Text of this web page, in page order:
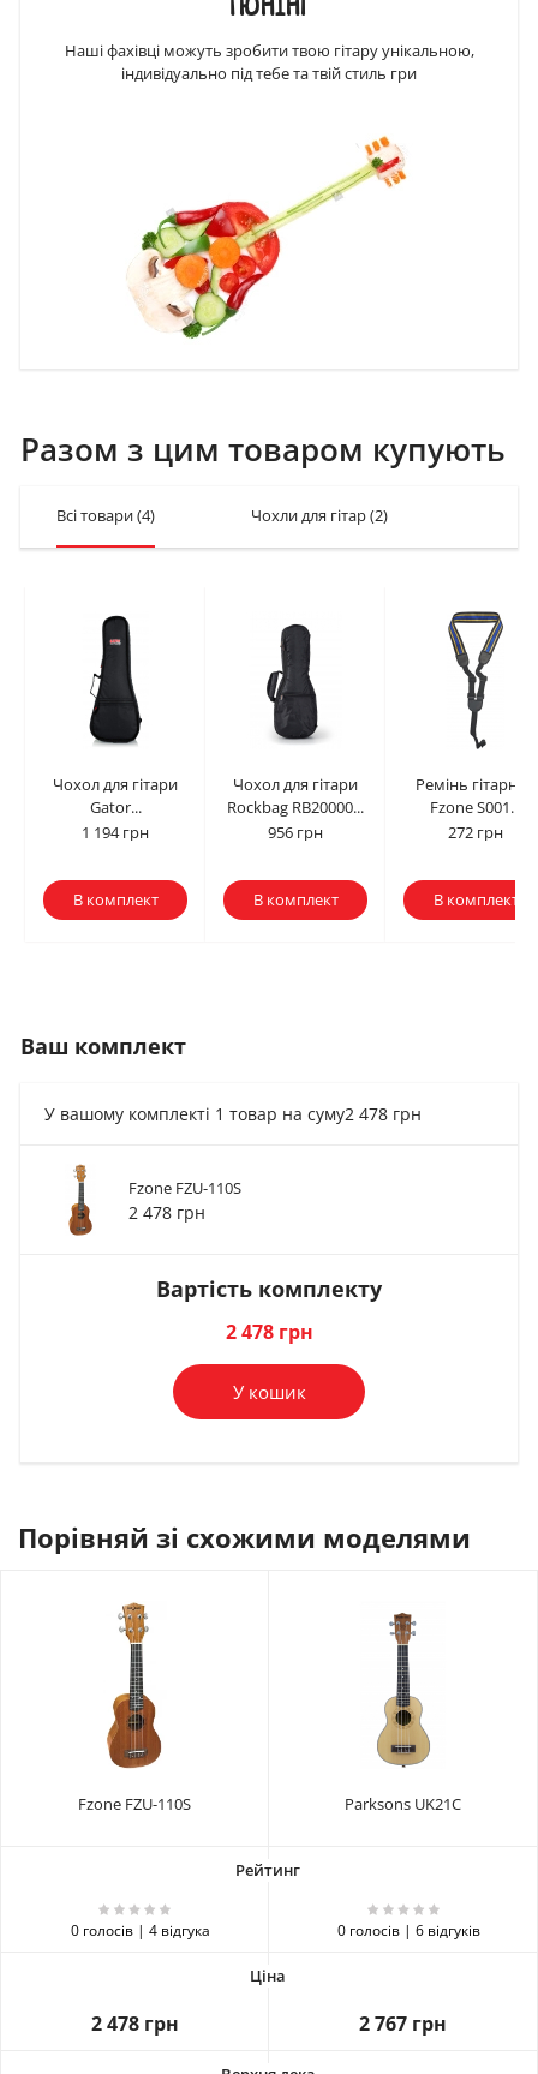
Наші фахівці можуть зробити твою гітару унікальною,
індивідуально під тебе та твій стиль гри
Разом з цим товаром купують
Всі товари(4) Чохли для гітар(2)
Чохол для гітари
Gator...
1 194 грн
В комплект
Чохол для гітари
Rockbag RB20000...
956 грн
В комплект
Ремінь гітарний
Fzone S001...
272 грн
В комплект
Чохол для гітари
Gator...
Ремінь гітарний
Струни для гітари
Ваш комплект
У вашому комплекті 1 товар на суму2 478 грн
Fzone FZU-110S
2 478 грн
Вартість комплекту
2 478 грн
У кошик
Порівняй зі схожими моделями
Fzone FZU-110S Parksons UK21C
0 голосів | 4 відгука 0 голосів | 6 відгуків
2 478 грн 2 767 грн